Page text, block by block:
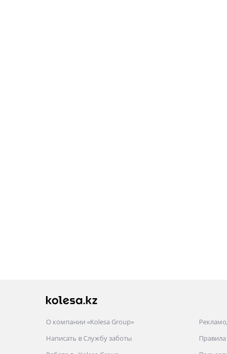
О компании «Kolesa Group»
Написать в Службу заботы